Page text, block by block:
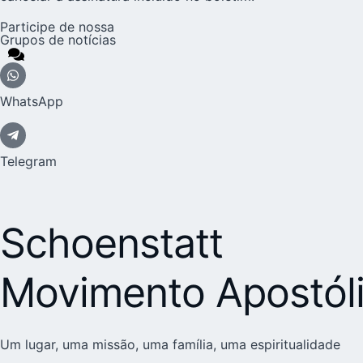
Participe de nossa
Grupos de notícias
WhatsApp
Telegram
Schoenstatt
Movimento
Um lugar, uma missão, uma família, uma espiritualidade